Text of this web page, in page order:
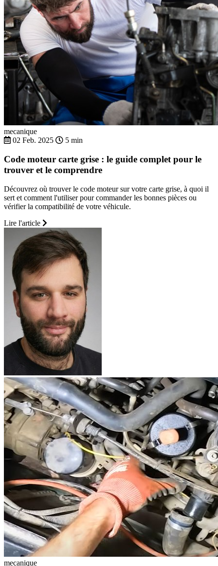
mecanique
02 Feb. 2025
5 min
Code moteur carte grise : le guide complet pour le
trouver et le comprendre
Découvrez où trouver le code moteur sur votre carte grise, à quoi il
sert et comment l'utiliser pour commander les bonnes pièces ou
vérifier la compatibilité de votre véhicule.
Lire l'article
mecanique